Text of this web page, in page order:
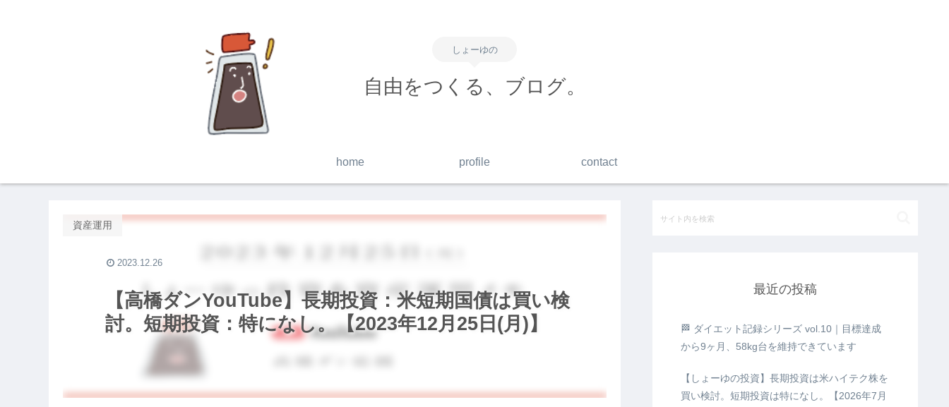
しょーゆの
自由をつくる、ブログ。
home profile contact
【高橋ダンYouTube】長期投資：米短期国債は買い検
討。短期投資：特になし。【2023年12月25日(月)】
資産運用
2023.12.26
最近の投稿
🏁 ダイエット記録シリーズ vol.10｜目標達成
から9ヶ月、58kg台を維持できています
【しょーゆの投資】長期投資は米ハイテク株を
買い検討。短期投資は特になし。【2026年7月